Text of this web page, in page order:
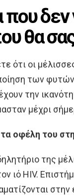
δεν
θα
ότι οι
των
την
μέχρι
οφέλη του
της
ιό HIV.